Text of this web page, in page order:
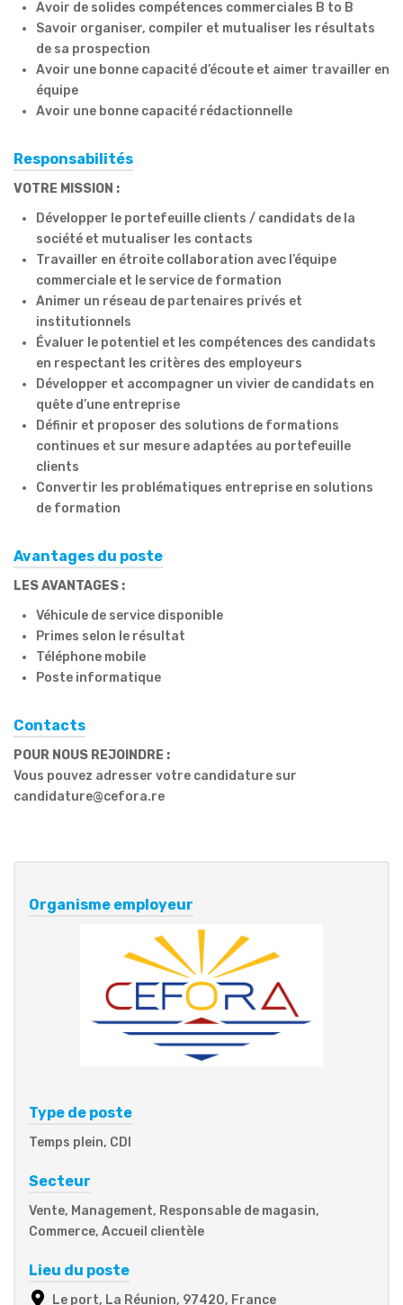
Avoir de solides compétences commerciales B to B
Savoir organiser, compiler et mutualiser les résultats
de sa prospection
Avoir une bonne capacité d’écoute et aimer travailler en
équipe
Avoir une bonne capacité rédactionnelle
Responsabilités
VOTRE MISSION :
Développer le portefeuille clients / candidats de la
société et mutualiser les contacts
Travailler en étroite collaboration avec l’équipe
commerciale et le service de formation
Animer un réseau de partenaires privés et
institutionnels
Évaluer le potentiel et les compétences des candidats
en respectant les critères des employeurs
Développer et accompagner un vivier de candidats en
quête d’une entreprise
Définir et proposer des solutions de formations
continues et sur mesure adaptées au portefeuille
clients
Convertir les problématiques entreprise en solutions
de formation
Avantages du poste
LES AVANTAGES :
Véhicule de service disponible
Primes selon le résultat
Téléphone mobile
Poste informatique
Contacts
POUR NOUS REJOINDRE :
Vous pouvez adresser votre candidature sur
candidature@cefora.re
Organisme employeur
Type de poste
Temps plein, CDI
Secteur
Vente, Management, Responsable de magasin,
Commerce, Accueil clientèle
Lieu du poste
Le port, La Réunion, 97420, France